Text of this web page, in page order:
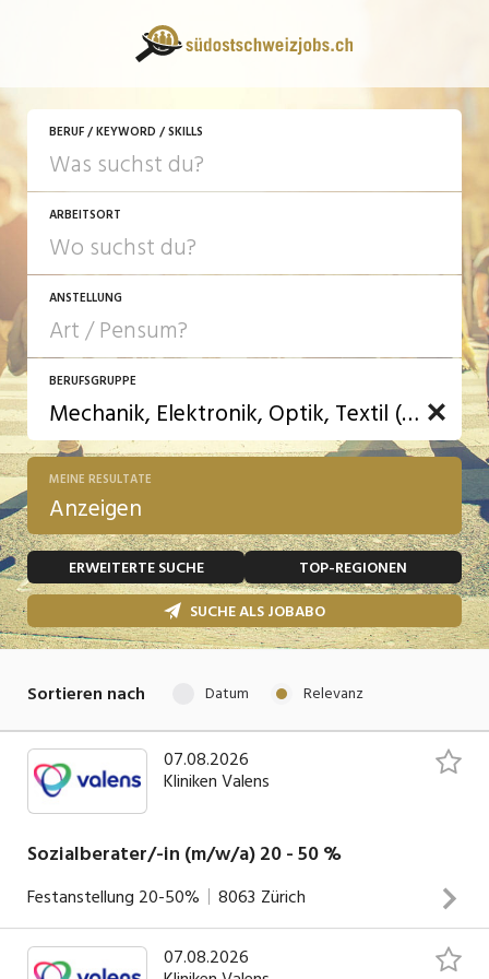
BERUF / KEYWORD / SKILLS
ARBEITSORT
ANSTELLUNG
JOB-TYP
10-100%
Festanstellung
Temporär (befristet)
Freelance
Praktikum
Lehrstelle
Ferienjob
POSITION
Führungsposition
Management / Kader
BERUFSGRUPPE
Bank, Versicherung
Bau, Handwerk, Elektro
Bildung, Kunst, Design, Soziale Berufe, Sport
Chemie, Pharma, Biotechnologie
Einkauf, Logistik, Transport, Verkehr
Engineering, Technik, Architektur
Gartenbau, Landwirtschaft, Forstwirtschaft
Gastronomie, Hotellerie, Tourismus,
Lebensmittel
Immobilien, Facility Management, Reinigung
MEINE RESULTATE
Anzeigen
ERWEITERTE SUCHE
TOP-REGIONEN
SUCHE ALS JOBABO
Sortieren nach Datum Relevanz
07.08.2026
Kliniken Valens
Sozialberater/-in (m/w/a) 20 - 50 %
Festanstellung 20-50% 8063 Zürich
Weitblick für Reha und meine Karriere – das ist das Lebens-
07.08.2026